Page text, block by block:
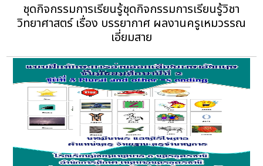
ชุดกิจกรรมการเรียนรู้ชุดกิจกรรมการเรียนรู้วิชา
วิทยาศาสตร์ เรื่อง บรรยากาศ ผลงานครูเหมวรรณ
เอี่ยมสาย